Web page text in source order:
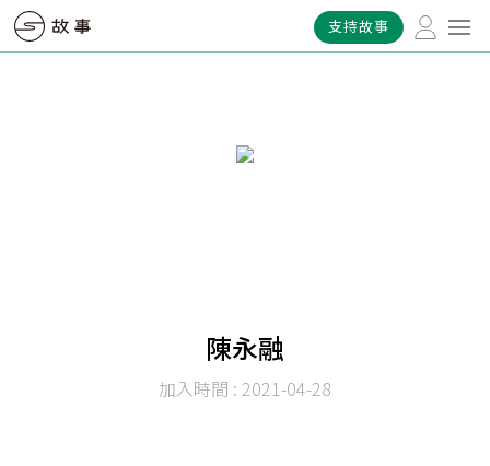
支持故事
陳永融
加入時間 : 2021-04-28